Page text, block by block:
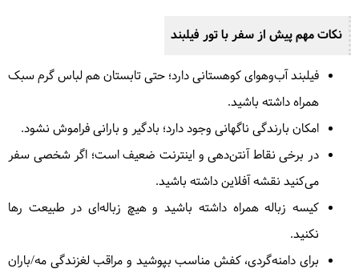
نکات مهم پیش از سفر با تور فیلبند
فیلبند آب‌وهوای کوهستانی دارد؛ حتی تابستان هم لباس گرم سبک
همراه داشته باشید.
امکان بارندگی ناگهانی وجود دارد؛ بادگیر و بارانی فراموش نشود.
در برخی نقاط آنتن‌دهی و اینترنت ضعیف است؛ اگر شخصی سفر
می‌کنید نقشه آفلاین داشته باشید.
کیسه زباله همراه داشته باشید و هیچ زباله‌ای در طبیعت رها
نکنید.
برای دامنه‌گردی، کفش مناسب بپوشید و مراقب لغزندگی مه/باران